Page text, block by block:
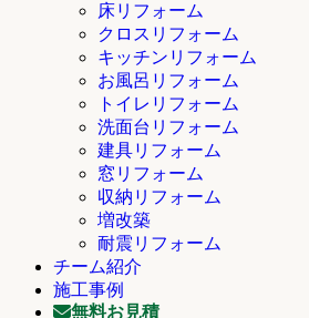
床リフォーム
クロスリフォーム
キッチンリフォーム
お風呂リフォーム
トイレリフォーム
洗面台リフォーム
建具リフォーム
窓リフォーム
収納リフォーム
増改築
耐震リフォーム
チーム紹介
施工事例
無料お見積